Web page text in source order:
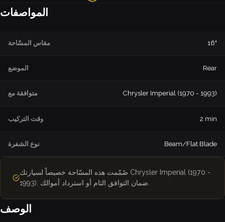
المواصفات
مقاس المسّاحة 16"
الموضع Rear
متوافقة مع Chrysler Imperial (1970 - 1993)
وقت التركيب 2 min
نوع الشفرة Beam/Flat Blade
صُمّمت هذه المسّاحة خصيصاً لسيارتك Chrysler Imperial (1970 -
الوصف